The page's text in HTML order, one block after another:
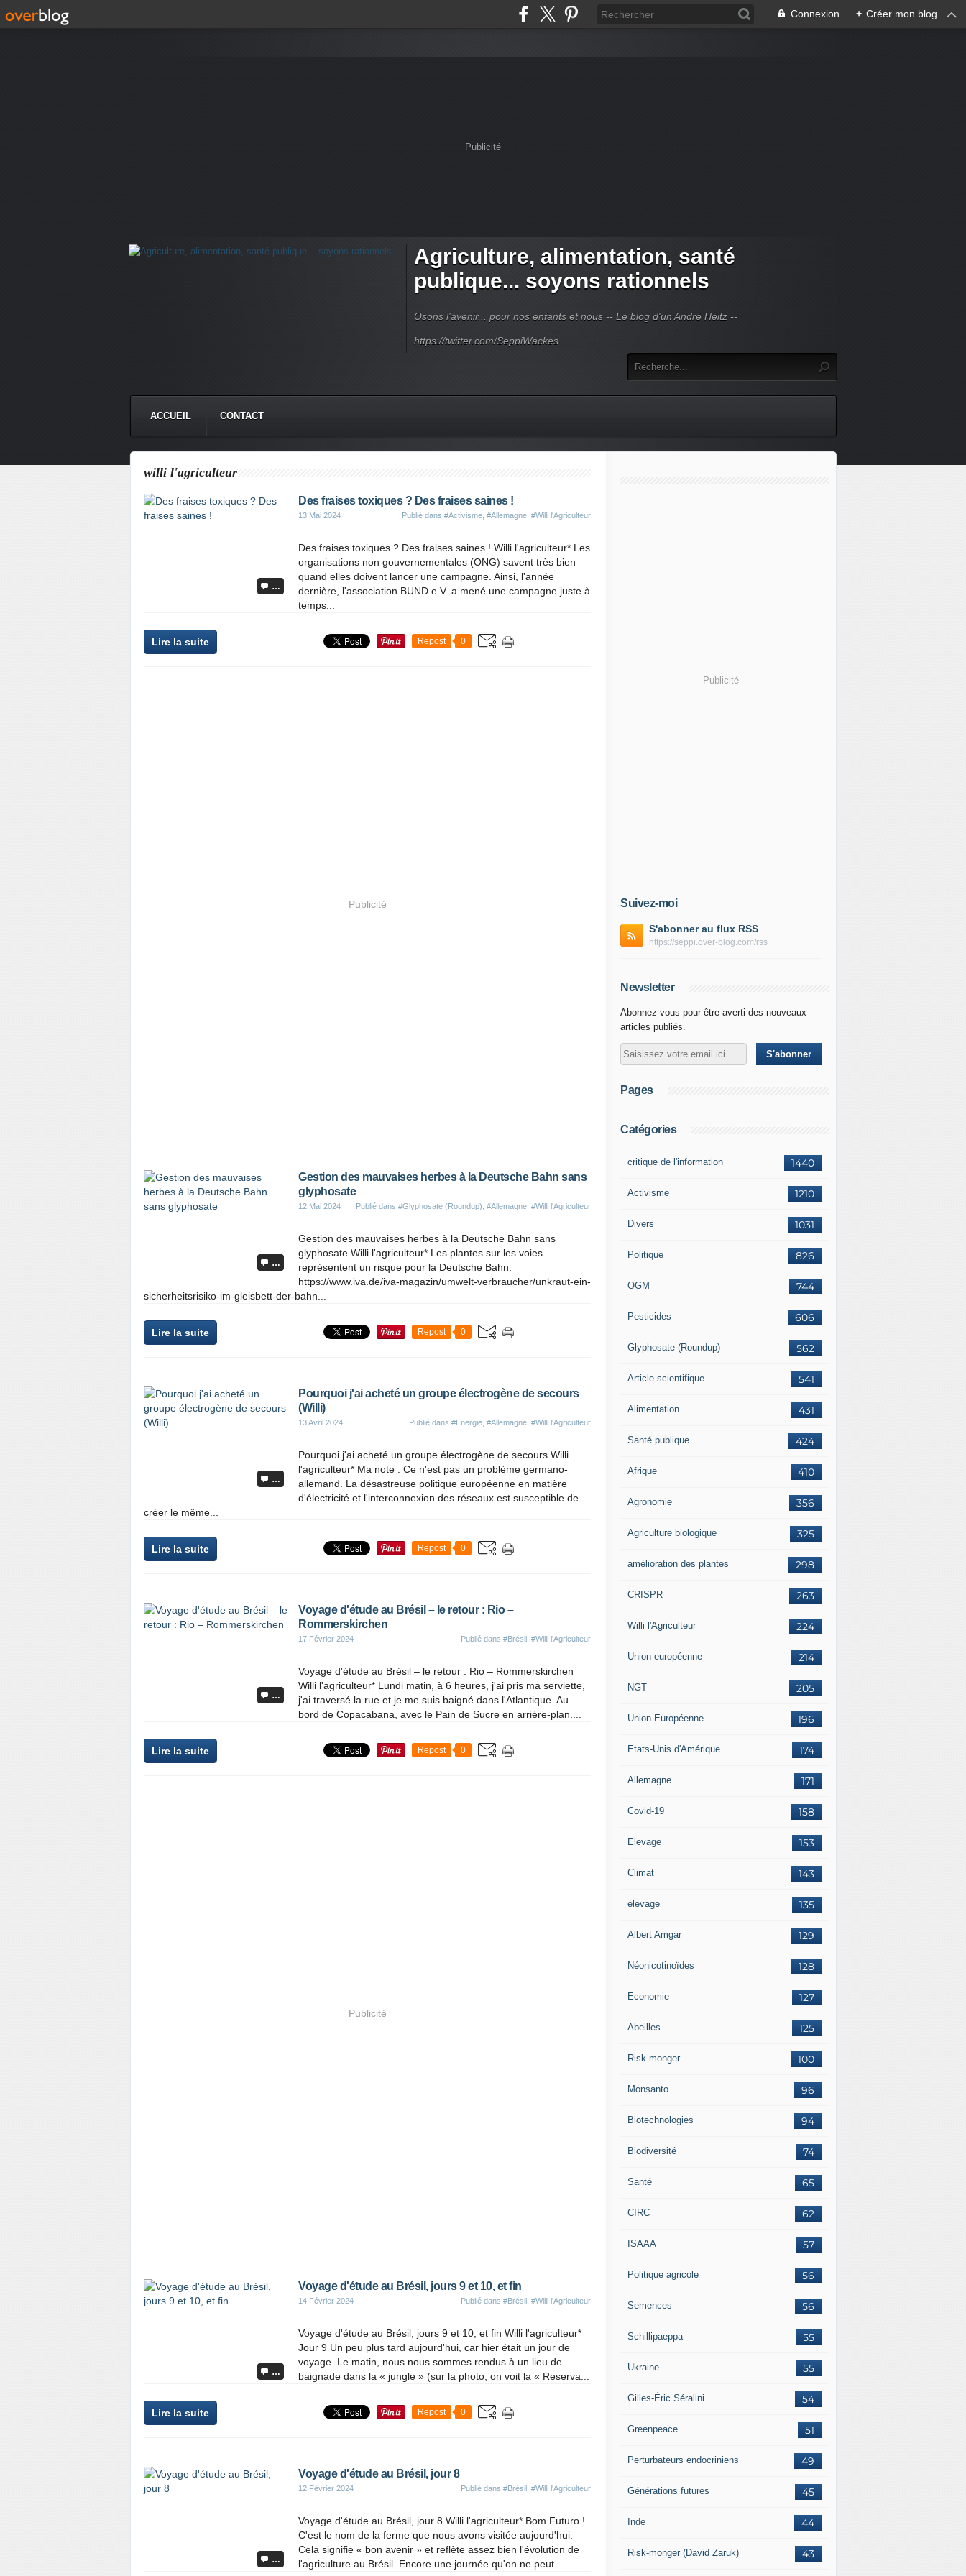
Connexion + Créer mon blog
Publicité
Agriculture, alimentation, santé
publique... soyons rationnels
Osons l'avenir... pour nos enfants et nous -- Le blog d'un André Heitz --
https://twitter.com/SeppiWackes
ACCUEIL CONTACT
willi l'agriculteur
…
Des fraises toxiques ? Des fraises saines !
13 Mai 2024 Publié dans #Activisme #Allemagne #Willi l'Agriculteur
Des fraises toxiques ? Des fraises saines ! Willi l'agriculteur* Les
organisations non gouvernementales (ONG) savent très bien
quand elles doivent lancer une campagne. Ainsi, l'année
dernière, l'association BUND e.V. a mené une campagne juste à
temps...
Lire la suite Repost 0
Publicité
…
Gestion des mauvaises herbes à la Deutsche Bahn sans
glyphosate
12 Mai 2024 Publié dans #Glyphosate (Roundup) #Allemagne #Willi l'Agriculteur
Gestion des mauvaises herbes à la Deutsche Bahn sans
glyphosate Willi l'agriculteur* Les plantes sur les voies
représentent un risque pour la Deutsche Bahn.
https://www.iva.de/iva-magazin/umwelt-verbraucher/unkraut-ein-
sicherheitsrisiko-im-gleisbett-der-bahn...
Lire la suite Repost 0
…
Pourquoi j'ai acheté un groupe électrogène de secours
(Willi)
13 Avril 2024 Publié dans #Energie #Allemagne #Willi l'Agriculteur
Pourquoi j'ai acheté un groupe électrogène de secours Willi
l'agriculteur* Ma note : Ce n'est pas un problème germano-
allemand. La désastreuse politique européenne en matière
d'électricité et l'interconnexion des réseaux est susceptible de
créer le même...
Lire la suite Repost 0
…
Voyage d'étude au Brésil – le retour : Rio –
Rommerskirchen
17 Février 2024 Publié dans #Brésil #Willi l'Agriculteur
Voyage d'étude au Brésil – le retour : Rio – Rommerskirchen
Willi l'agriculteur* Lundi matin, à 6 heures, j'ai pris ma serviette,
j'ai traversé la rue et je me suis baigné dans l'Atlantique. Au
bord de Copacabana, avec le Pain de Sucre en arrière-plan....
Lire la suite Repost 0
Publicité
…
Voyage d'étude au Brésil, jours 9 et 10, et fin
14 Février 2024 Publié dans #Brésil #Willi l'Agriculteur
Voyage d'étude au Brésil, jours 9 et 10, et fin Willi l'agriculteur*
Jour 9 Un peu plus tard aujourd'hui, car hier était un jour de
voyage. Le matin, nous nous sommes rendus à un lieu de
baignade dans la « jungle » (sur la photo, on voit la « Reserva...
Lire la suite Repost 0
…
Voyage d'étude au Brésil, jour 8
12 Février 2024 Publié dans #Brésil #Willi l'Agriculteur
Voyage d'étude au Brésil, jour 8 Willi l'agriculteur* Bom Futuro !
C'est le nom de la ferme que nous avons visitée aujourd'hui.
Cela signifie « bon avenir » et reflète assez bien l'évolution de
l'agriculture au Brésil. Encore une journée qu'on ne peut...
Publicité
Suivez-moi
S'abonner au flux RSS
https://seppi.over-blog.com/rss
Newsletter
Abonnez-vous pour être averti des nouveaux
articles publiés.
Pages
Catégories
1440
critique de l'information
1210
Activisme
1031
Divers
826
Politique
744
OGM
606
Pesticides
562
Glyphosate (Roundup)
541
Article scientifique
431
Alimentation
424
Santé publique
410
Afrique
356
Agronomie
325
Agriculture biologique
298
amélioration des plantes
263
CRISPR
224
Willi l'Agriculteur
214
Union européenne
205
NGT
196
Union Européenne
174
Etats-Unis d'Amérique
171
Allemagne
158
Covid-19
153
Elevage
143
Climat
135
élevage
129
Albert Amgar
128
Néonicotinoïdes
127
Economie
125
Abeilles
100
Risk-monger
96
Monsanto
94
Biotechnologies
74
Biodiversité
65
Santé
62
CIRC
57
ISAAA
56
Politique agricole
56
Semences
55
Schillipaeppa
55
Ukraine
54
Gilles-Éric Séralini
51
Greenpeace
49
Perturbateurs endocriniens
45
Générations futures
44
Inde
43
Risk-monger (David Zaruk)